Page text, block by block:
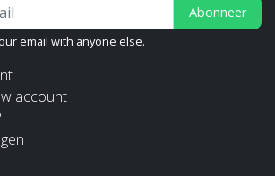
Abonneer
email with anyone else.
account